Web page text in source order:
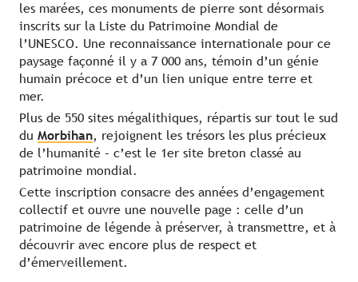
les marées, ces monuments de pierre sont désormais
inscrits sur la Liste du Patrimoine Mondial de
l’UNESCO. Une reconnaissance internationale pour ce
paysage façonné il y a 7 000 ans, témoin d’un génie
humain précoce et d’un lien unique entre terre et
mer.
Plus de 550 sites mégalithiques, répartis sur tout le sud
du Morbihan, rejoignent les trésors les plus précieux
de l’humanité – c’est le 1er site breton classé au
patrimoine mondial.
Cette inscription consacre des années d’engagement
collectif et ouvre une nouvelle page : celle d’un
patrimoine de légende à préserver, à transmettre, et à
découvrir avec encore plus de respect et
d’émerveillement.